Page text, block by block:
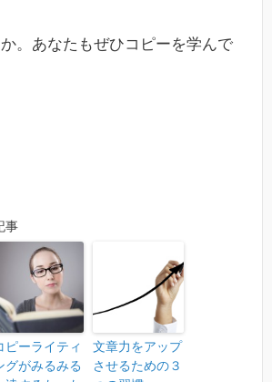
。あなたもぜひコピーを学んで
事
ピーライティ
グがみるみる
文章力をアップ
させるための３